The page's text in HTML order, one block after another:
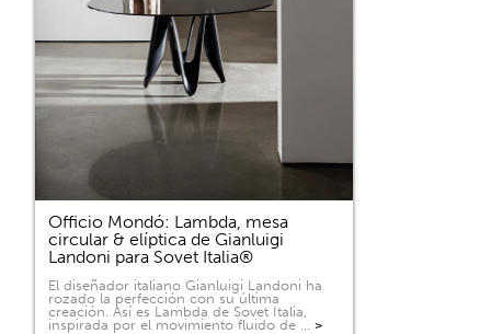
Officio Mondó: Lambda, mesa
circular & elíptica de Gianluigi
Landoni para Sovet Italia®
El diseñador italiano Gianluigi Landoni ha
rozado la perfección con su última
creación. Así es Lambda de Sovet Italia,
inspirada por el movimiento fluido de … >